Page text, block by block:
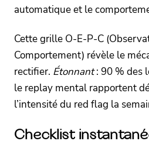
automatique et le
Cette grille O-E-P-C
Comportement) révèle le
rectifier. Étonnant: 90 % des
le replay mental rapportent
l’intensité du red flag la
Checklist